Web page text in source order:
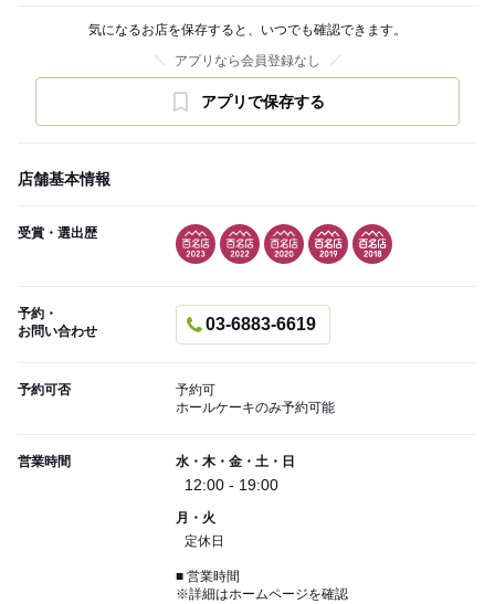
気になるお店を保存すると、いつでも確認できます。
アプリなら会員登録なし
アプリで保存する
店舗基本情報
受賞・選出歴
予約・
お問い合わせ
03-6883-6619
予約可否
予約可
ホールケーキのみ予約可能
営業時間 水・木・金・土・日
12:00 - 19:00
月・火
定休日
■ 営業時間
※詳細はホームページを確認